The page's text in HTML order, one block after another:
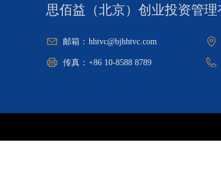
思佰益（北京）创业投资管理
邮箱： hhtvc@bjhhtvc.com
传真： +86 10-8588 8789